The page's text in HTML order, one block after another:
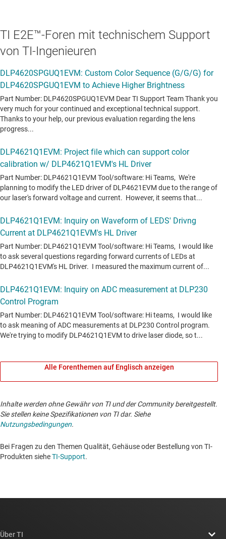
TI E2E™-Foren mit technischem Support
von TI-Ingenieuren
Alle Forenthemen auf Englisch anzeigen
Inhalte werden ohne Gewähr von TI und der Community bereitgestellt.
Sie stellen keine Spezifikationen von TI dar. Siehe
Nutzungsbedingungen.
Bei Fragen zu den Themen Qualität, Gehäuse oder Bestellung von TI-
Produkten sieheTI-Support.
Über TI